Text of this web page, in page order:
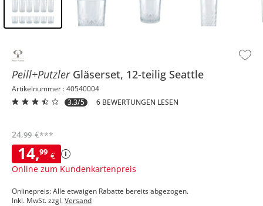
Peill+Putzler Gläserset, 12-teilig Seattle
Artikelnummer : 40540004
3.3/5
6 BEWERTUNGEN LESEN
14,99 €
Online zum Kundenkartenpreis
24,99 €***
Onlinepreis: Alle etwaigen Rabatte bereits abgezogen.
Inkl. MwSt. zzgl.Versand